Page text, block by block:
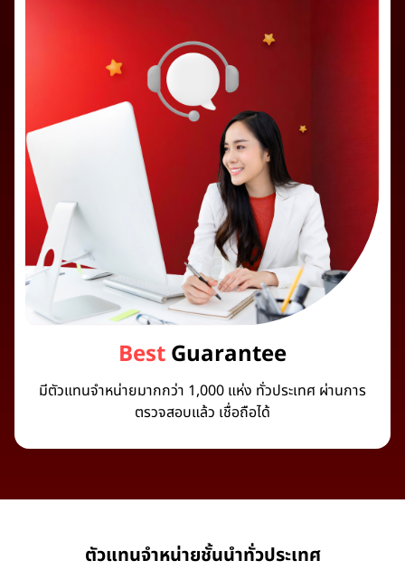
BestGuarantee
มีตัวแทนจำหน่ายมากกว่า 1,000 แห่ง ทั่วประเทศ ผ่านการ
ตรวจสอบแล้ว เชื่อถือได้
ตัวแทนจำหน่ายชั้นนำทั่วประเทศ